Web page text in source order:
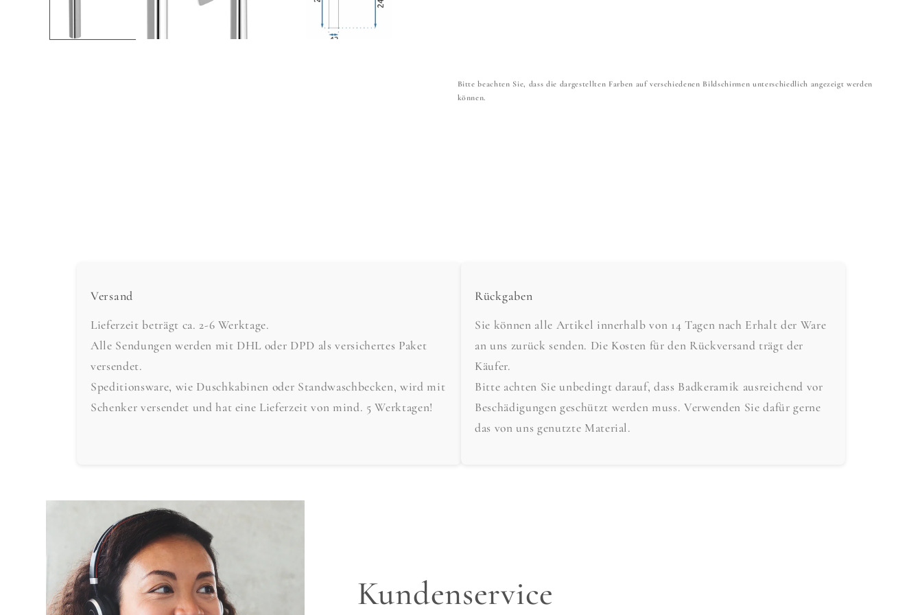
Bitte beachten Sie, dass die dargestellten Farben auf verschiedenen Bildschirmen unterschiedlich angezeigt werden
können.
Versand
Lieferzeit beträgt ca. 2-6 Werktage.
Alle Sendungen werden mit DHL oder DPD als versichertes Paket
versendet.
Speditionsware, wie Duschkabinen oder Standwaschbecken, wird mit
Schenker versendet und hat eine Lieferzeit von mind. 5 Werktagen!
Rückgaben
Sie können alle Artikel innerhalb von 14 Tagen nach Erhalt der Ware
an uns zurück senden. Die Kosten für den Rückversand trägt der
Käufer.
Bitte achten Sie unbedingt darauf, dass Badkeramik ausreichend vor
Beschädigungen geschützt werden muss. Verwenden Sie dafür gerne
das von uns genutzte Material.
Kundenservice